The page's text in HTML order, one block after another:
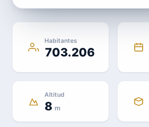
Habitantes
703.206
Altitud
8 m